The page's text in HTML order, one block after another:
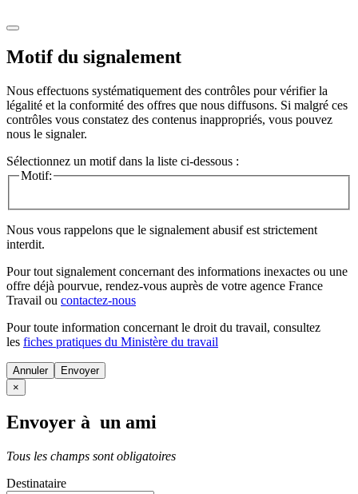
Motif du signalement
Nous effectuons systématiquement des contrôles pour vérifier la
légalité et la conformité des offres que nous diffusons. Si malgré ces
contrôles vous constatez des contenus inappropriés, vous pouvez
nous le signaler.
Sélectionnez un motif dans la liste ci-dessous :
Motif:
Nous vous rappelons que le signalement abusif est strictement
interdit.
Pour tout signalement concernant des informations inexactes ou une
offre déjà pourvue, rendez-vous auprès de votre agence France
Travail ou contactez-nous
Pour toute information concernant le droit du travail, consultez
les fiches pratiques du Ministère du travail
Annuler
×
Envoyer à un ami
Tous les champs sont obligatoires
Destinataire